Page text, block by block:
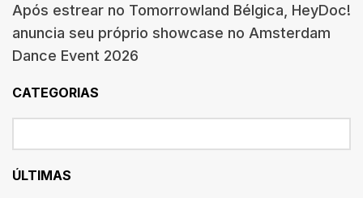
Após estrear no Tomorrowland Bélgica, HeyDoc!
anuncia seu próprio showcase no Amsterdam
Dance Event 2026
CATEGORIAS
ÚLTIMAS